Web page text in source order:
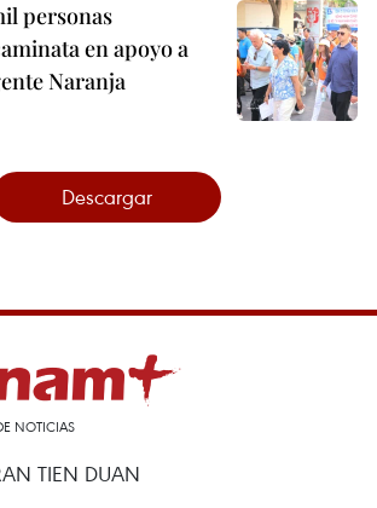
personas
en apoyo a
Naranja
Descargar
NOTICIAS
TIEN DUAN